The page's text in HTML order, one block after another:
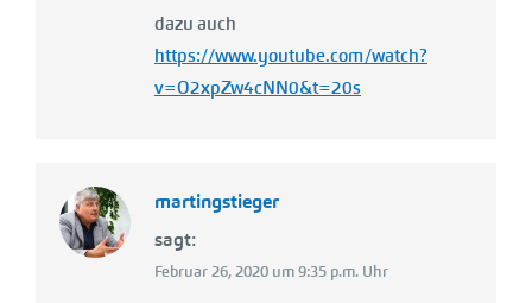
dazu auch
https://www.youtube.com/watch?
v=O2xpZw4cNN0&t=20s
martingstieger
sagt:
Februar 26, 2020 um 9:35 p.m. Uhr